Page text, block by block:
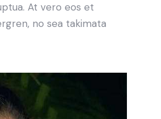
At vero eos et
no sea takimata